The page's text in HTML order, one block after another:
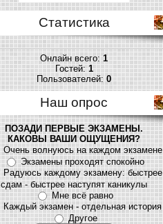
Статистика
Онлайн всего:1
Гостей:1
Пользователей:0
Наш опрос
ПОЗАДИ ПЕРВЫЕ ЭКЗАМЕНЫ.
КАКОВЫ ВАШИ ОЩУЩЕНИЯ?
Очень волнуюсь на каждом экзамене
Экзамены проходят спокойно
Радуюсь каждому экзамену: быстрее
сдам - быстрее наступят каникулы
Мне всё равно
Каждый экзамен - отдельная история
Другое